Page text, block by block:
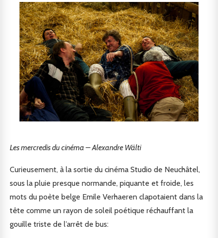
Les mercredis du cinéma – Alexandre Wälti
Curieusement, à la sortie du cinéma Studio de Neuchâtel,
sous la pluie presque normande, piquante et froide, les
mots du poète belge Emile Verhaeren clapotaient dans la
tête comme un rayon de soleil poétique réchauffant la
gouille triste de l’arrêt de bus: